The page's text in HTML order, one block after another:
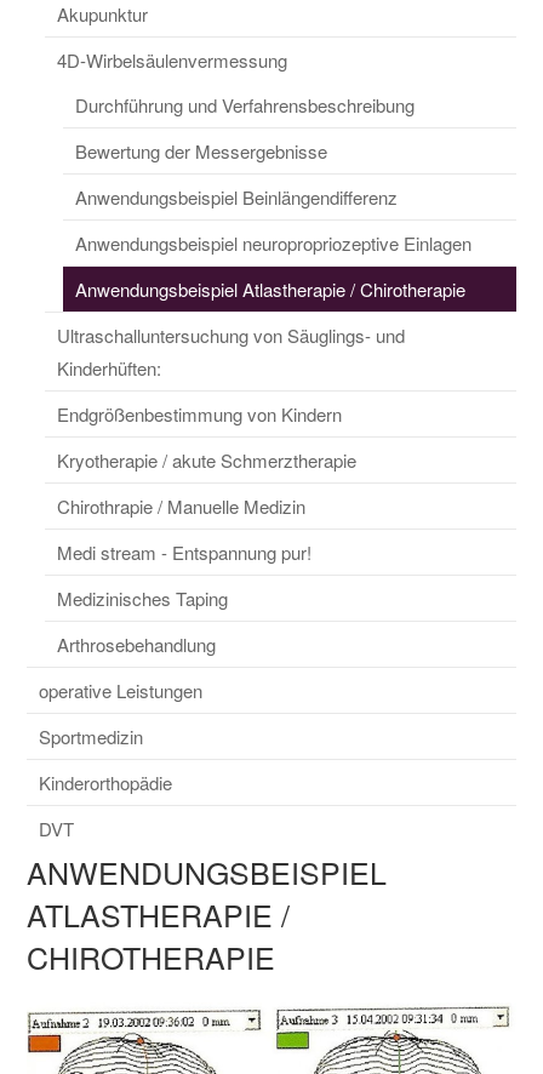
Akupunktur
4D-Wirbelsäulenvermessung
Durchführung und Verfahrensbeschreibung
Bewertung der Messergebnisse
Anwendungsbeispiel Beinlängendifferenz
Anwendungsbeispiel neuropropriozeptive Einlagen
Anwendungsbeispiel Atlastherapie / Chirotherapie
Ultraschalluntersuchung von Säuglings- und
Kinderhüften:
Endgrößenbestimmung von Kindern
Kryotherapie / akute Schmerztherapie
Chirothrapie / Manuelle Medizin
Medi stream - Entspannung pur!
Medizinisches Taping
Arthrosebehandlung
operative Leistungen
Sportmedizin
Kinderorthopädie
DVT
ANWENDUNGSBEISPIEL
ATLASTHERAPIE /
CHIROTHERAPIE